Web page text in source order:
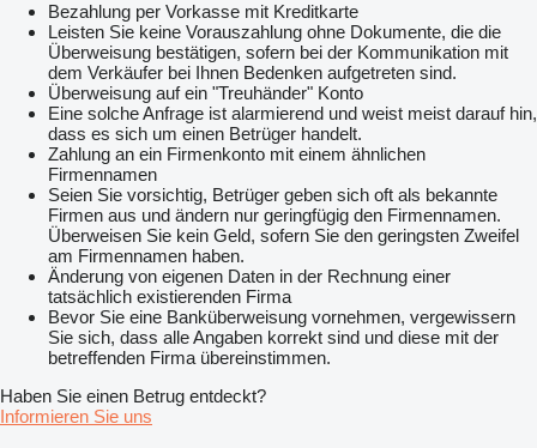
Bezahlung per Vorkasse mit Kreditkarte
Leisten Sie keine Vorauszahlung ohne Dokumente, die die
Überweisung bestätigen, sofern bei der Kommunikation mit
dem Verkäufer bei Ihnen Bedenken aufgetreten sind.
Überweisung auf ein "Treuhänder" Konto
Eine solche Anfrage ist alarmierend und weist meist darauf hin,
dass es sich um einen Betrüger handelt.
Zahlung an ein Firmenkonto mit einem ähnlichen
Firmennamen
Seien Sie vorsichtig, Betrüger geben sich oft als bekannte
Firmen aus und ändern nur geringfügig den Firmennamen.
Überweisen Sie kein Geld, sofern Sie den geringsten Zweifel
am Firmennamen haben.
Änderung von eigenen Daten in der Rechnung einer
tatsächlich existierenden Firma
Bevor Sie eine Banküberweisung vornehmen, vergewissern
Sie sich, dass alle Angaben korrekt sind und diese mit der
betreffenden Firma übereinstimmen.
Haben Sie einen Betrug entdeckt?
Informieren Sie uns